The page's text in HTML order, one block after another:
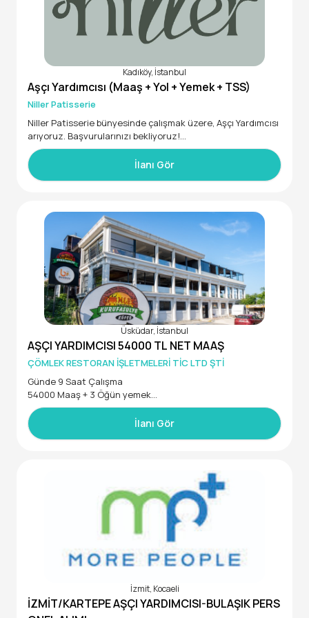
Kadıköy, İstanbul
Aşçı Yardımcısı (Maaş + Yol + Yemek + TSS)
Niller Patisserie
Niller Patisserie bünyesinde çalışmak üzere, Aşçı Yardımcısı
arıyoruz. Başvurularınızı bekliyoruz!
İlanı Gör
Üsküdar, İstanbul
AŞÇI YARDIMCISI 54000 TL NET MAAŞ
ÇÖMLEK RESTORAN İŞLETMELERİ TİC LTD ŞTİ
Günde 9 Saat Çalışma
54000 Maaş + 3 Öğün yemek
Üsküdar'da bulunan restoranımızda çalışmak üzere;
-Hijyen kurallarına ve kişisel temizliğine önem veren
İlanı Gör
İzmit, Kocaeli
İZMİT/KARTEPE AŞÇI YARDIMCISI-BULAŞIK PERS